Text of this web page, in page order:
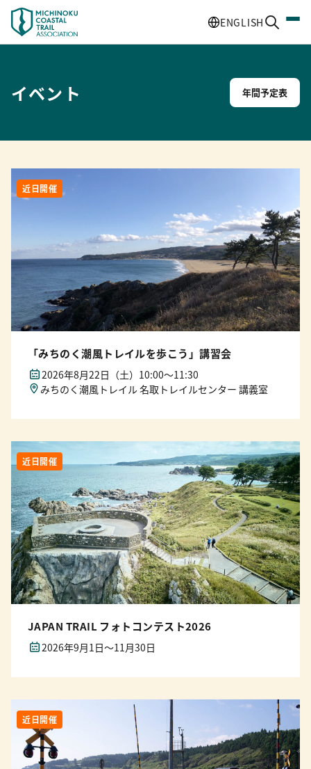
ENGLISH
イベント 年間予定表
近日開催
「みちのく潮風トレイルを歩こう」講習会
2026年8月22日（土）10:00〜11:30
みちのく潮風トレイル 名取トレイルセンター 講義室
近日開催
JAPAN TRAIL フォトコンテスト2026
2026年9月1日～11月30日
近日開催